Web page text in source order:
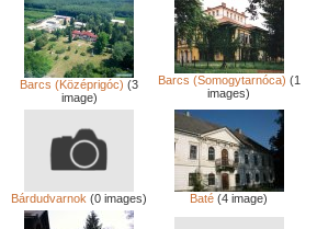
Barcs (Középrigóc) (3
image)
Barcs (Somogytarnóca) (1
images)
Bárdudvarnok (0 images) Baté (4 image)